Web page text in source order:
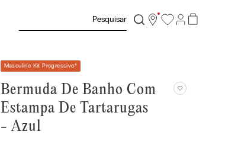
Masculino Kit Progressivo*
Bermuda De Banho Com
Estampa De Tartarugas
- Azul